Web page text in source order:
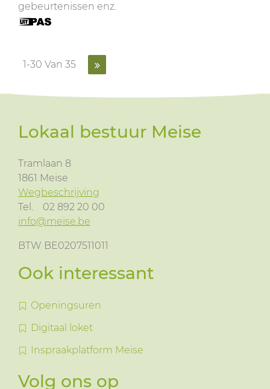
gebeurtenissen enz.
1-30 Van 35
Lokaal bestuur Meise
Tramlaan 8
1861 Meise
Wegbeschrijving
Tel.
02 892 20 00
info@meise.be
BTW BE0207511011
Ook interessant
Openingsuren
Digitaal loket
Inspraakplatform Meise
Volg ons op